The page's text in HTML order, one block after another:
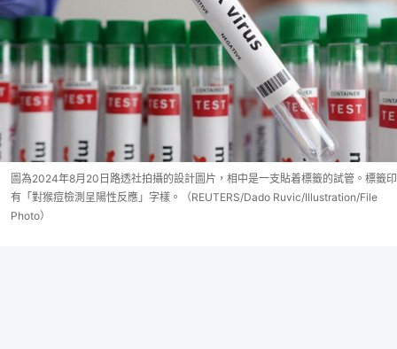
圖為2024年8月20日路透社拍攝的設計圖片，相中是一支貼着標籤的試管。標籤印
有「對猴痘檢測呈陽性反應」字樣。（REUTERS/Dado Ruvic/Illustration/File
Photo）